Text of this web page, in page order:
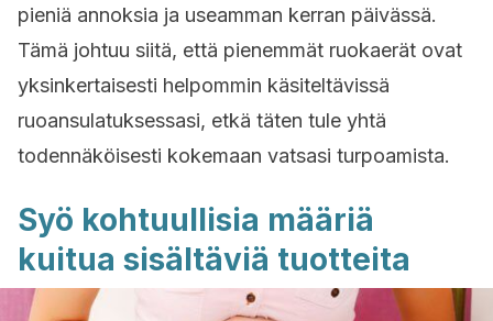
pieniä annoksia ja useamman kerran päivässä.
Tämä johtuu siitä, että pienemmät ruokaerät ovat
yksinkertaisesti helpommin käsiteltävissä
ruoansulatuksessasi, etkä täten tule yhtä
todennäköisesti kokemaan vatsasi turpoamista.
Syö kohtuullisia määriä
kuitua sisältäviä tuotteita